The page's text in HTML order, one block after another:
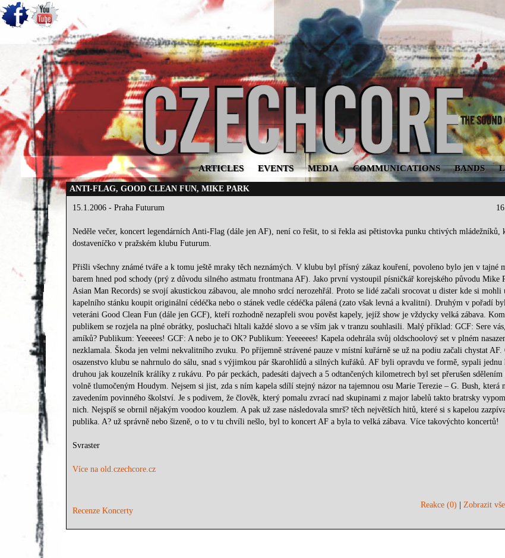
ARTICLES EVENTS MEDIA COMMUNICATIONS BANDS
ANTI-FLAG, GOOD CLEAN FUN, MIKE PARK
15.1.2006 - Praha Futurum
Neděle večer, koncert legendárních Anti-Flag (dále jen AF), není co řešit, to si řekla asi pětistovka punku chtivých mládežníků,
dostaveníčko v pražském klubu Futurum.
Přišli všechny známé tváře a k tomu ještě mraky těch neznámých. V klubu byl přísný zákaz kouření, povoleno bylo jen v tajné
barem hned pod schody (prý z důvodu silného astmatu frontmana AF). Jako první vystoupil písničkář korejského původu Mike
Asian Man Records) se svojí akustickou zábavou, ale mnoho srdcí nerozehřál. Proto se lidé začali srocovat u dister kde si
kapelního stánku koupit originální cédéčka nebo o stánek vedle cédéčka pálená (zato však levná a kvalitní). Druhým v pořadí
veteráni Good Clean Fun (dále jen GCF), kteří rozhodně nezapřeli svou pověst kapely, jejíž show je vždycky velká zábava.
publikem se rozjela na plné obrátky, posluchači hltali každé slovo a se vším jak v tranzu souhlasili. Malý příklad: GCF: Sere
amíků? Publikum: Yeeeees! GCF: A nebo je to OK? Publikum: Yeeeeees! Kapela odehrála svůj oldschoolový set v plném
nezklamala. Škoda jen velmi nekvalitního zvuku. Po příjemně strávené pauze v místní kuřárně se už na podiu začali chystat AF.
osazenstvo klubu se nahrnulo do sálu, snad s výjimkou pár škarohlídů a silných kuřáků. AF byli opravdu ve formě, sypali jednu
druhou jak kouzelník králíky z rukávu. Po pár peckách, padesáti dajvech a 5 odtančených kilometrech byl set přerušen
volně tlumočeným Houdym. Nejsem si jist, zda s ním kapela sdílí stejný názor na tajemnou osu Marie Terezie – G. Bush, která
zavedením povinného školství. Je s podivem, že člověk, který pomalu zvrací nad skupinami z major labelů takto bratrsky
nich. Nejspíš se obrnil nějakým voodoo kouzlem. A pak už zase následovala smrš? těch největších hitů, které si s kapelou
publika. A? už správně nebo šizeně, o to v tu chvíli nešlo, byl to koncert AF a byla to velká zábava. Více takovýchto koncertů!
Svraster
Více na old.czechcore.cz
Recenze Koncerty
Reakce (0) Zobrazit